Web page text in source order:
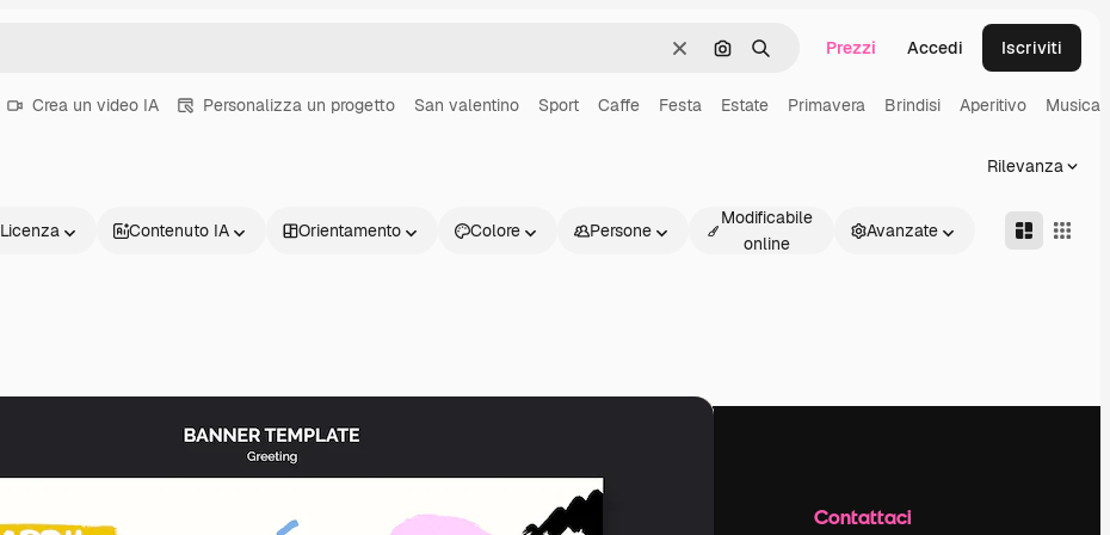
CancellaCerca per immagine
Ricerca Prezzi Accedi Iscriviti
Crea un video IA Personalizza un progetto San valentino Sport Caffe Festa Estate Primavera Brindisi Aperitivo Musica
Rilevanza
Licenza Contenuto IA Orientamento Colore Persone
Modificabile
online
Avanzate
Prodotti Inizia Contattaci